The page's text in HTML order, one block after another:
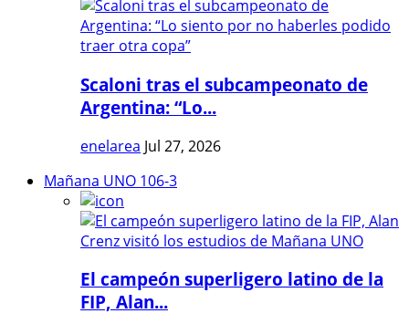
Scaloni tras el subcampeonato de
Argentina: “Lo...
enelarea Jul 27, 2026
Mañana UNO 106-3
El campeón superligero latino de la
FIP, Alan...